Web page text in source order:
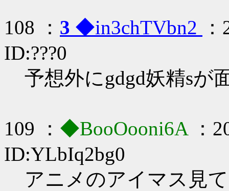
108 ： 3 ◆in3chTVbn2
ID:???0
予想外にgdgd妖精sが
109 ： ◆BooOooni6A
：
ID:YLbIq2bg0
アニメのアイマス見